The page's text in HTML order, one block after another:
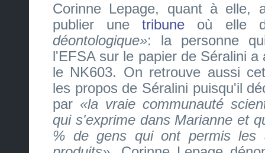
Corinne Lepage, quant à elle,
publier unetribune où elle
déontologique : la personne
l'EFSA sur le papier de Séralini
le NK603. On retrouve aussi
les propos de Séralini puisqu'il
par
la vraie communauté
qui s'exprime dans Marianne et
% de gens qui ont permis les